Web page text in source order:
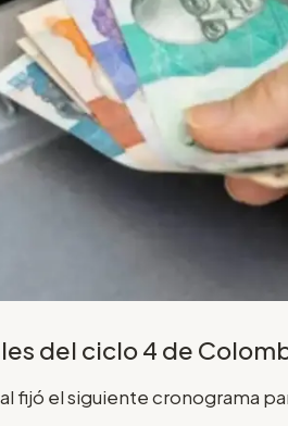
del ciclo 4 de
fijó el siguiente cronograma